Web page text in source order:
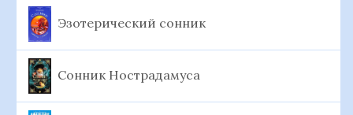
Эзотерический сонник
Сонник Нострадамуса